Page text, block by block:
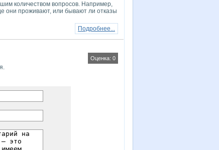
количеством вопросов. Например,
они проживают, или бывают ли отказы
Подробнее...
Оценка: 0